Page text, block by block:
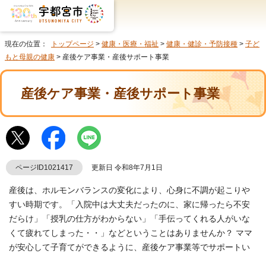
現在の位置： トップページ > 健康・医療・福祉 > 健康・健診・予防接種 > 子ど
もと母親の健康 > 産後ケア事業・産後サポート事業
産後ケア事業・産後サポート事業
ページID1021417 更新日 令和8年7月1日
産後は、ホルモンバランスの変化により、心身に不調が起こりや
すい時期です。「入院中は大丈夫だったのに、家に帰ったら不安
だらけ」「授乳の仕方がわからない」「手伝ってくれる人がいな
くて疲れてしまった・・」などということはありませんか？ ママ
が安心して子育てができるように、産後ケア事業等でサポートい